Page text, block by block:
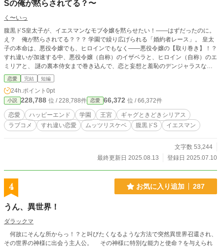
Sの俺が黙らされてる？〜
く〜いっ
腹黒ドS皇太子が、イエスマンなモブ令嬢を黙らせたい！――はずだったのに。
え？ 俺が黙らされてる？？？ 学園で繰り広げられる「婚約者レース」。 皇太
子の本命は、悪役令嬢でも、ヒロインでもなく――悪役令嬢の【取り巻き】！？
すれ違いが加速する中、悪役令嬢（自称）のイザベラと、ヒロイン（自称）のエ
ミリアと、 謎の裏本侍女まで巻き込んで、恋と妄想と羞恥のデンジャラスな
日々が加速する！ 「……あれ？ 黙らせたいのに、俺が黙らされてる？」(なか
なか悪くない……) 甘々溺愛・カップリング固定・ハッピーエンド確約！ 勘違い
と裏本が世界を変える！？ モブ令嬢×腹黒皇太子の逆転ラブコメ！
恋愛 完結 短編
24h.ポイント 0pt
小説 228,788 位 / 228,788件 恋愛 66,372 位 / 66,372件
恋愛 ハッピーエンド 学園 王宮
ギャグときどきシリアス
ラブコメ
すれ違い恋愛 ムッツリスケベ 腹黒ドS イエスマン
文字数 53,244
最終更新日 2025.08.13
登録日 2025.07.10
4 お気に入り追加 287
うん、異世界！
ダラックマ
何故にそんな所からっ！？と叫びたくなるような方法で突然異世界召還され、
その世界の神様に出会う主人公。 その神様に特別な能力と使命？を与えられ